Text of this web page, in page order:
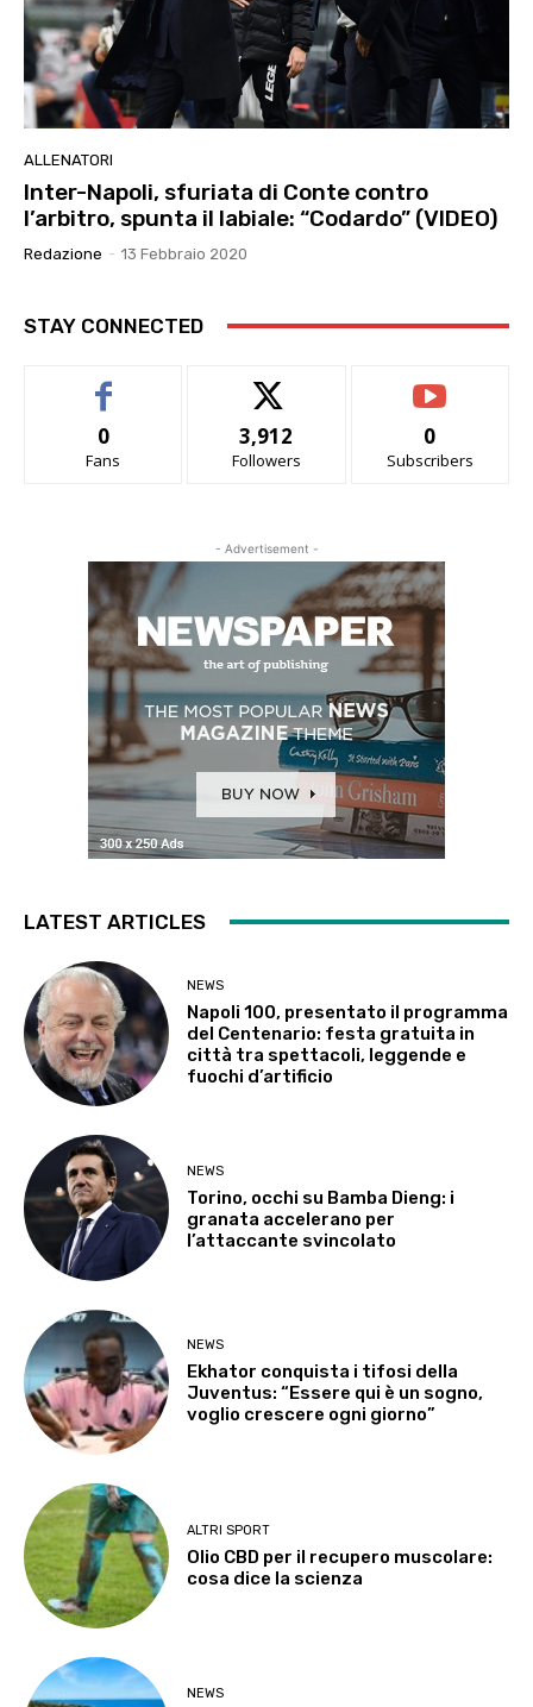
ALLENATORI
Inter-Napoli, sfuriata di Conte contro
l’arbitro, spunta il labiale: “Codardo” (VIDEO)
Redazione - 13 Febbraio 2020
STAY CONNECTED
0
Fans
3,912
Followers
0
Subscribers
- Advertisement -
LATEST ARTICLES
NEWS
Napoli 100, presentato il programma
del Centenario: festa gratuita in
città tra spettacoli, leggende e
fuochi d’artificio
NEWS
Torino, occhi su Bamba Dieng: i
granata accelerano per
l’attaccante svincolato
NEWS
Ekhator conquista i tifosi della
Juventus: “Essere qui è un sogno,
voglio crescere ogni giorno”
ALTRI SPORT
Olio CBD per il recupero muscolare:
cosa dice la scienza
NEWS